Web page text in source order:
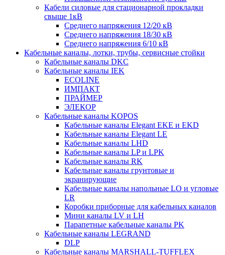
Кабели силовые для стационарной прокладки
свыше 1кВ
Среднего напряжения 12/20 кВ
Среднего напряжения 18/30 кВ
Среднего напряжения 6/10 кВ
Кабельные каналы, лотки, трубы, сервисные стойки
Кабельные каналы DKC
Кабельные каналы IEK
ECOLINE
ИМПАКТ
ПРАЙМЕР
ЭЛЕКОР
Кабельные каналы KOPOS
Кабельные каналы Elegant EKE и EKD
Кабельные каналы Elegant LE
Кабельные каналы LHD
Кабельные каналы LP и LPK
Кабельные каналы RK
Кабельные каналы грунтовые и
экранирующие
Кабельные каналы напольные LO и угловые
LR
Коробки приборные для кабельных каналов
Мини каналы LV и LH
Парапетные кабельные каналы PK
Кабельные каналы LEGRAND
DLP
Кабельные каналы MARSHALL-TUFFLEX